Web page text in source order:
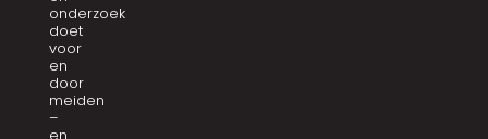
onderzoek
doet
voor
en
door
meiden
–